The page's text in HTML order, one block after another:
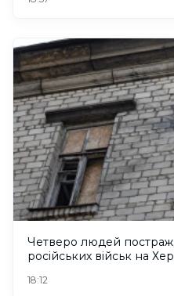
Четверо людей
російських військ на
18:12